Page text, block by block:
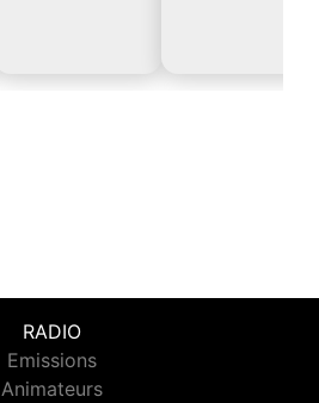
RADIO
Emissions
Animateurs